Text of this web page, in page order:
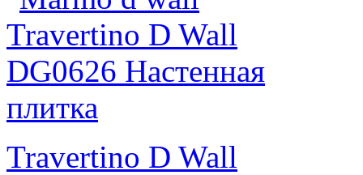
Travertino D Wall